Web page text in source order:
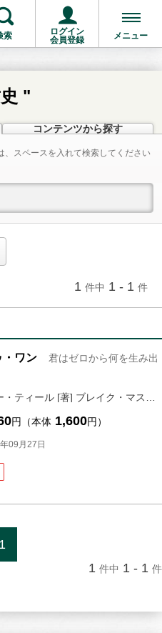
索
ログイン
会員登録
メニュー
"
コンテンツから探す
、スペースを入れて検索してください
1 件中 1 - 1 件
・ワン
君はゼロから何を生み出
円（本体 1,600円）
09月27日
1
1 件中 1 - 1 件